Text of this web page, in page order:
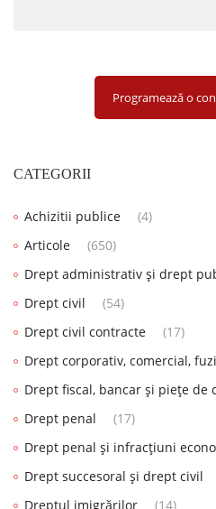
Programează o
CATEGORII
Achizitii publice
(4)
Articole
(650)
Drept administrativ și drept
Drept civil
(54)
Drept civil contracte
(17)
Drept corporativ, comercial,
Drept fiscal, bancar și piețe de
Drept penal
(17)
Drept penal și infracțiuni
Drept succesoral și drept civil
Dreptul imigrărilor
(14)